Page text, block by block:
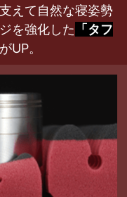
えて自然な寝姿勢
を強化した 「タフ
UP。